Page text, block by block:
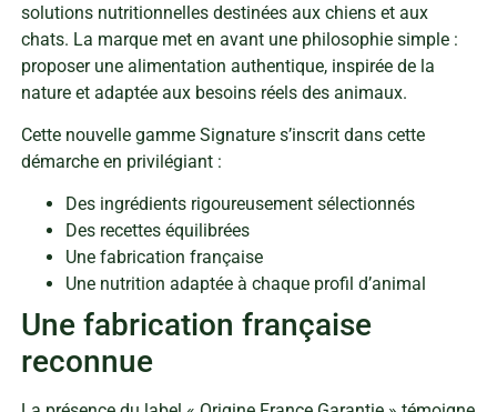
solutions nutritionnelles destinées aux chiens et aux
chats. La marque met en avant une philosophie simple :
proposer une alimentation authentique, inspirée de la
nature et adaptée aux besoins réels des animaux.
Cette nouvelle gamme Signature s’inscrit dans cette
démarche en privilégiant :
Des ingrédients rigoureusement sélectionnés
Des recettes équilibrées
Une fabrication française
Une nutrition adaptée à chaque profil d’animal
Une fabrication française
reconnue